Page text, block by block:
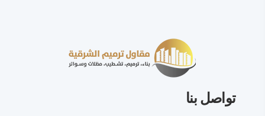
تواصل بنا